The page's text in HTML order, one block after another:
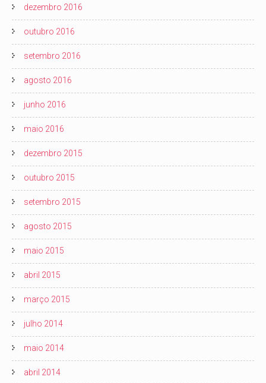
dezembro 2016
outubro 2016
setembro 2016
agosto 2016
junho 2016
maio 2016
dezembro 2015
outubro 2015
setembro 2015
agosto 2015
maio 2015
abril 2015
março 2015
julho 2014
maio 2014
abril 2014